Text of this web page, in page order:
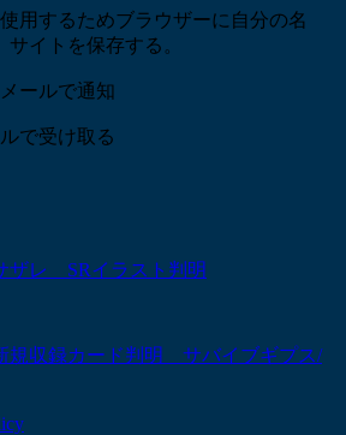
用するためブラウザーに自分の名
イトを保存する。
ールで通知
で受け取る
ザレ SRイラスト判明
収録カード判明 サバイブギプス/